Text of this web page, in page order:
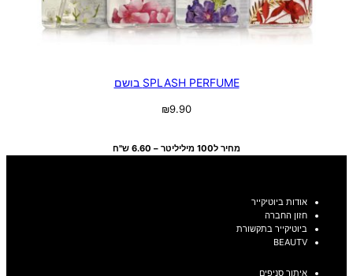
SPLASH PERFUME בושם
₪9.90
מחיר ל100 מיליליטר – 6.60 ש"ח
אודות ביוטיקייר
חזון החברה
ביוטיקייר בתקשורת
BEAUTV
איתור סניפים